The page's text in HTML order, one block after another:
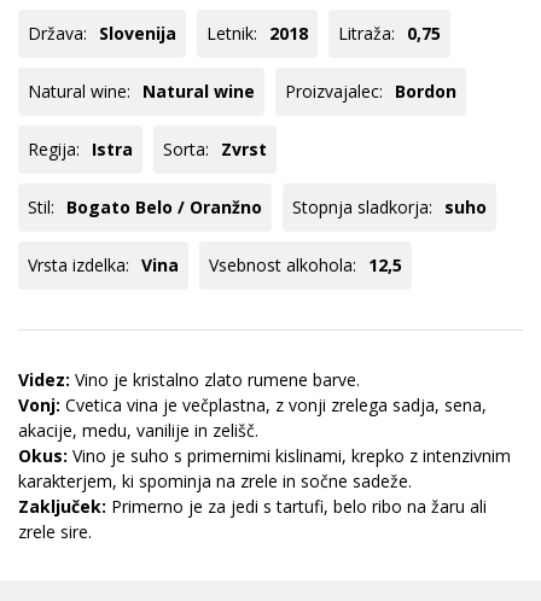
Država: Slovenija Letnik: 2018 Litraža: 0,75
Natural wine: Natural wine Proizvajalec: Bordon
Regija: Istra Sorta: Zvrst
Stil: Bogato Belo / Oranžno Stopnja sladkorja: suho
Vrsta izdelka: Vina Vsebnost alkohola: 12,5
Videz: Vino je kristalno zlato rumene barve.
Vonj: Cvetica vina je večplastna, z vonji zrelega sadja, sena,
akacije, medu, vanilije in zelišč.
Okus: Vino je suho s primernimi kislinami, krepko z intenzivnim
karakterjem, ki spominja na zrele in sočne sadeže.
Zaključek: Primerno je za jedi s tartufi, belo ribo na žaru ali
zrele sire.